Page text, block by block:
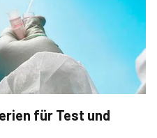
für Test und